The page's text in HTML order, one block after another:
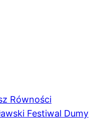
Równości
Festiwal Dumy